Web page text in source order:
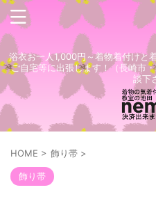
浴衣お一人1,000円～着物着付けと
ご自宅等に出張します！（長崎市
談下
HOME > 飾り帯 >
飾り帯